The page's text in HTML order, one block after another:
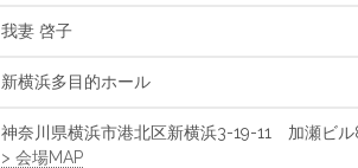
我妻 啓子
新横浜多目的ホール
神奈川県横浜市港北区新横浜3-19-11 加瀬ビ
> 会場MAP